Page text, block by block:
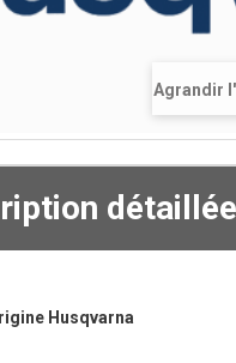
Agrandir
Husqvarna